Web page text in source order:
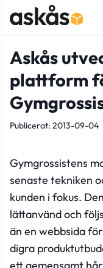
Askås
plattform
Publicerat: 2013-09-04
Gymgrossistens
senaste tekniken
kunden i fokus.
lättanvänd och
än en webbsida
digra